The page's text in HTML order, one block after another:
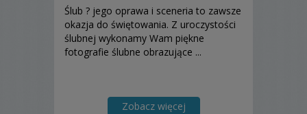
Ślub ? jego oprawa i sceneria to zawsze
okazja do świętowania. Z uroczystości
ślubnej wykonamy Wam piękne
fotografie ślubne obrazujące ...
Zobacz więcej